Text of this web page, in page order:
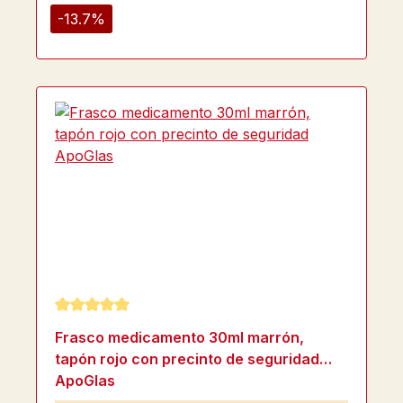
-13.7%
Calificación promedio de 5 de 5 estrellas
Frasco medicamento 30ml marrón,
tapón rojo con precinto de seguridad
ApoGlas